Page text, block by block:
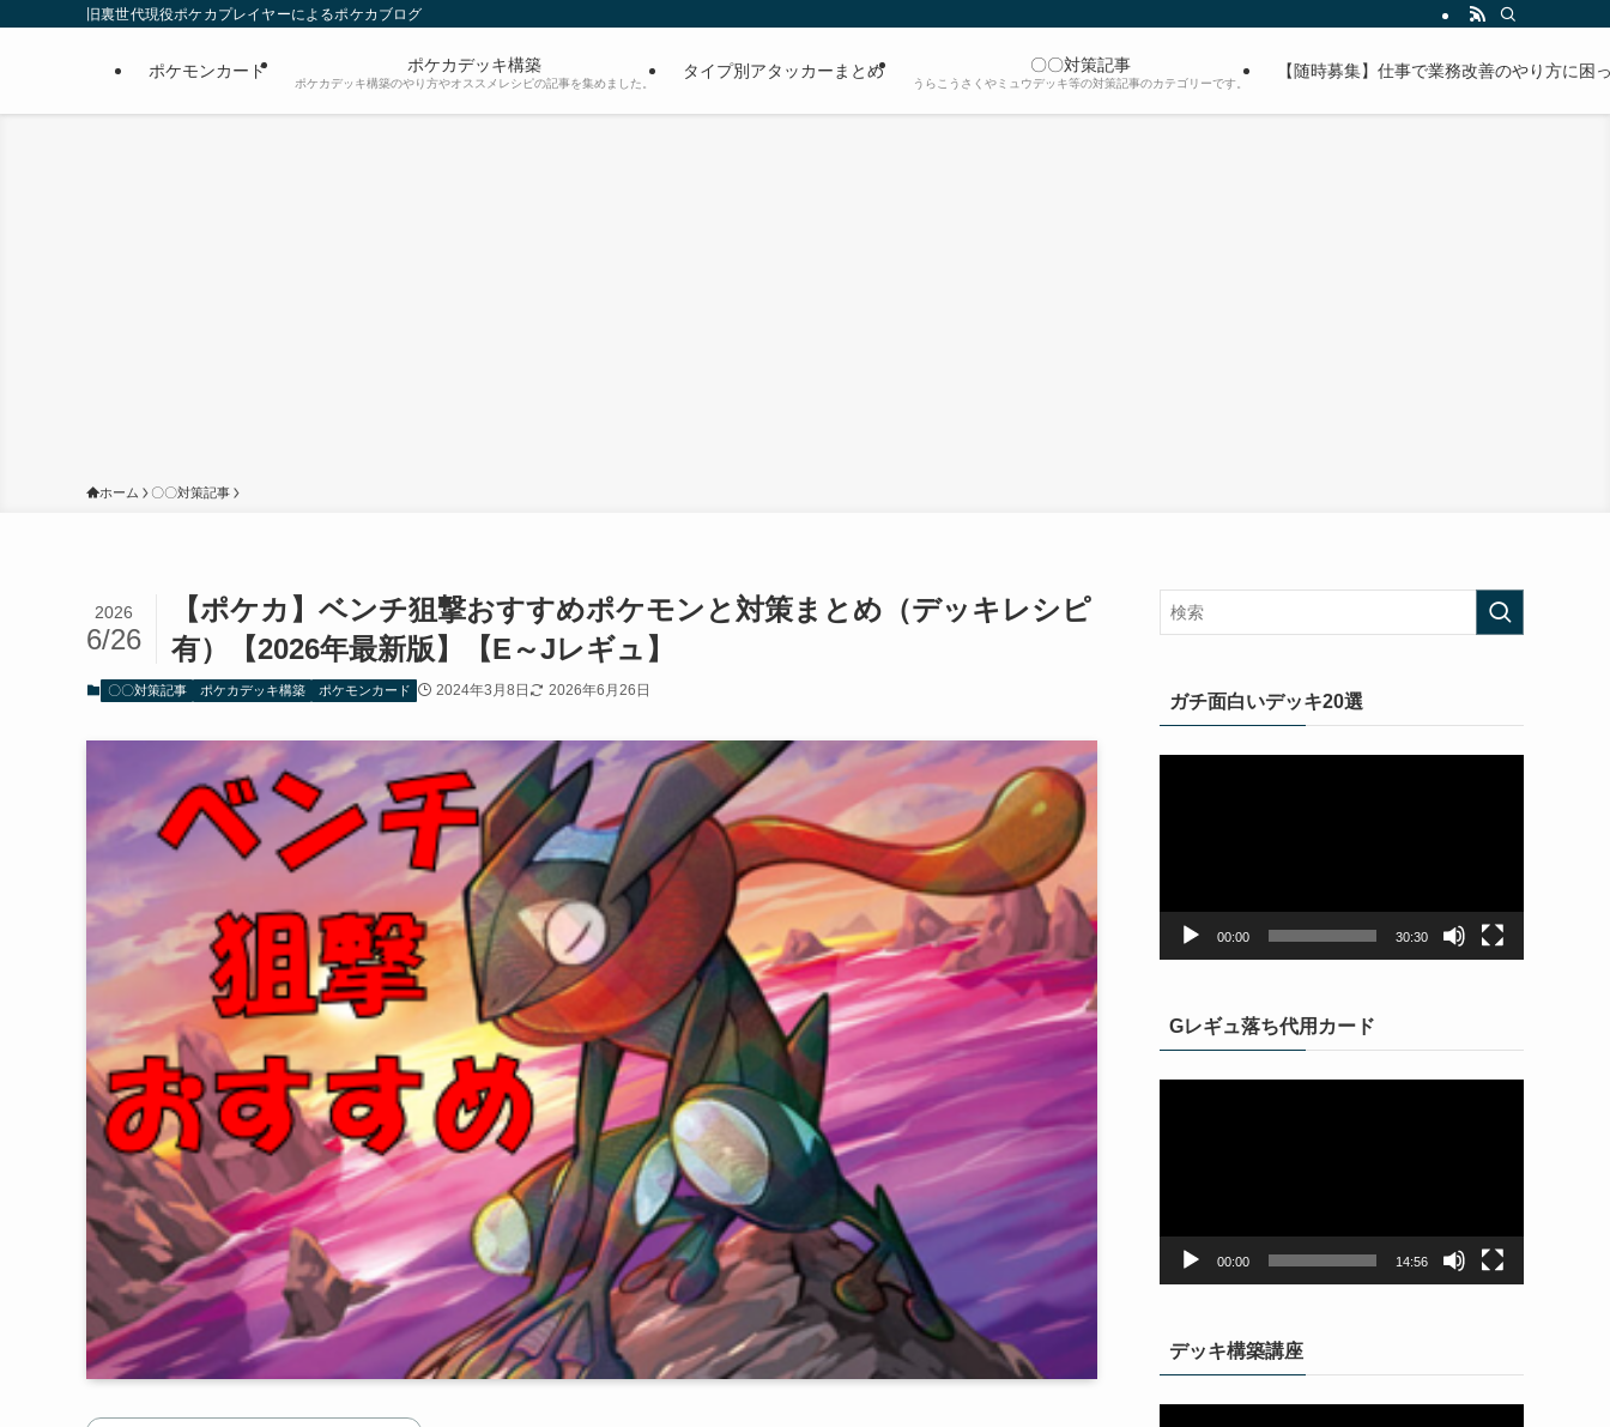
旧裏世代現役ポケカプレイヤーによるポケカブログ
ポケモンカード ポケカデッキ構築
ポケカデッキ構築のやり方やオススメレシピの記事を集めました。
タイプ別アタッカーまとめ 〇〇対策記事
うらこうさくやミュウデッキ等の対策記事のカテゴリーです。
【随時募集】仕事で業務改善のやり方に
ホーム 〇〇対策記事
【ポケカ】ベンチ狙撃おすすめポケモンと対策まとめ（デッキレシピ
有）【2026年最新版】【E～Jレギュ】
2026
6/26
〇〇対策記事 ポケカデッキ構築 ポケモンカード 2024年3月8日 2026年6月26日
ガチ面白いデッキ20選
00:00 30:30
Gレギュ落ち代用カード
00:00 14:56
デッキ構築講座